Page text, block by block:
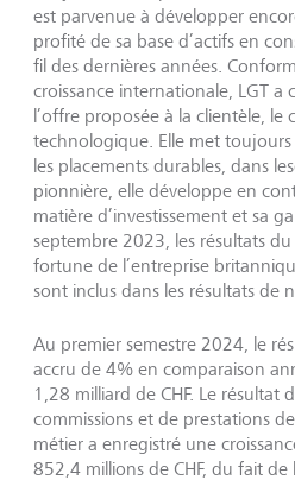
est parvenue à développer
profité de sa base d’actifs en
fil des dernières années.
croissance internationale, LGT a
l’offre proposée à la clientèle, le
technologique. Elle met
les placements durables, dans
pionnière, elle développe en
matière d’investissement et sa
septembre 2023, les résultats
fortune de l’entreprise
sont inclus dans les résultats de
Au premier semestre 2024, le
accru de 4% en comparaison
1,28 milliard de CHF. Le résultat
commissions et de prestations
métier a enregistré une
852,4 millions de CHF, du fait